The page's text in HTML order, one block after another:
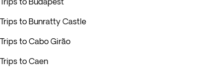
Trips to Bunratty Castle
Trips to Cabo Girão
Trips to Caen